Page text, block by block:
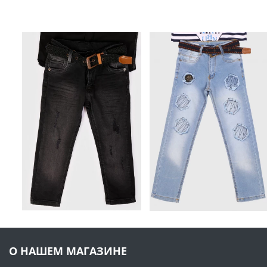
О НАШЕМ МАГАЗИНЕ